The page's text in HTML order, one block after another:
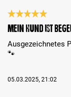
Bewertung mit 5
Mein Hund ist
Ausgezeichnetes
🐾
05.03.2025, 21:02